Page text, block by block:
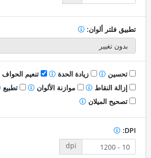
تطبيق فلتر ألوان:
تحسين زيادة الحدة
تنعيم الحواف
إزالة النقاط
موازنة الألوان
تطبيع
تصحيح الميلان
DPI:
dpi